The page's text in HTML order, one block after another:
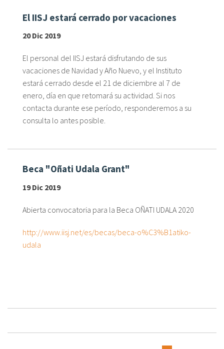
El IISJ estará cerrado por vacaciones
20 Dic 2019
El personal del IISJ estará disfrutando de sus
vacaciones de Navidad y Año Nuevo, y el Instituto
estará cerrado desde el 21 de diciembre al 7 de
enero, día en que retomará su actividad. Si nos
contacta durante ese período, responderemos a su
consulta lo antes posible.
Beca "Oñati Udala Grant"
19 Dic 2019
Abierta convocatoria para la Beca OÑATI UDALA 2020
http://www.iisj.net/es/becas/beca-o%C3%B1atiko-
udala